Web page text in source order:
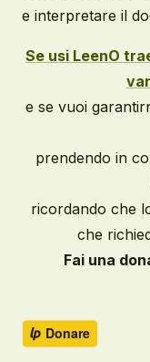
e interpretare il
Se usi LeenO
e se vuoi
prendendo in
ricordando che
che
Fai una